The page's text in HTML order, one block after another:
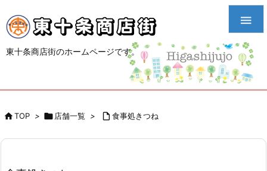
東十条商店街のホームページです。

TOP >  店舗一覧 >  食事処きつね